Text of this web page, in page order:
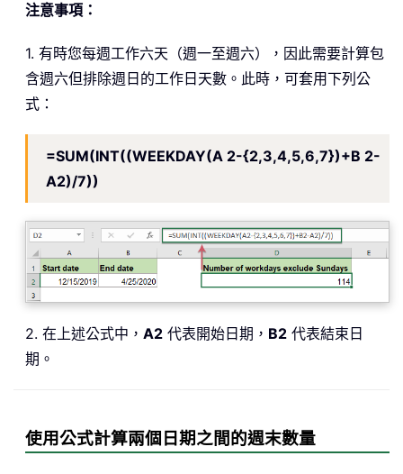
注意事項：
1. 有時您每週工作六天（週一至週六），因此需要計算包
含週六但排除週日的工作日天數。此時，可套用下列公
式：
=SUM(INT((WEEKDAY(A 2-{2,3,4,5,6,7})+B 2-
A2)/7))
2. 在上述公式中， A2 代表開始日期， B2 代表結束日
期。
使用公式計算兩個日期之間的週末數量